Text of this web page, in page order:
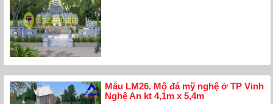
Mẫu LM26. Mộ đá mỹ nghệ ở TP Vinh
Nghệ An kt 4,1m x 5,4m